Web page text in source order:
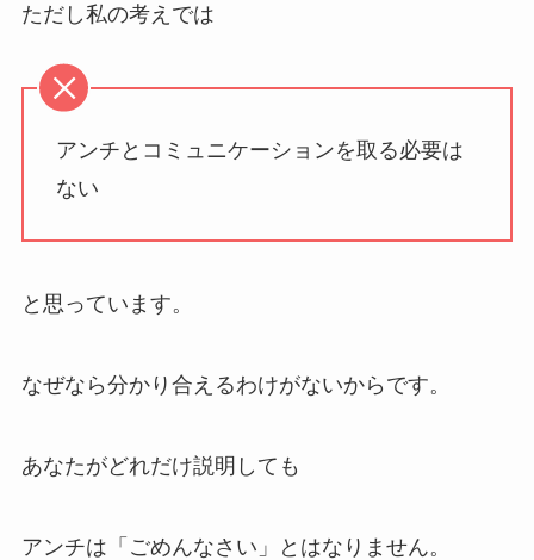
ただし私の考えでは
アンチとコミュニケーションを取る必要は
ない
と思っています。
なぜなら分かり合えるわけがないからです。
あなたがどれだけ説明しても
アンチは「ごめんなさい」とはなりません。